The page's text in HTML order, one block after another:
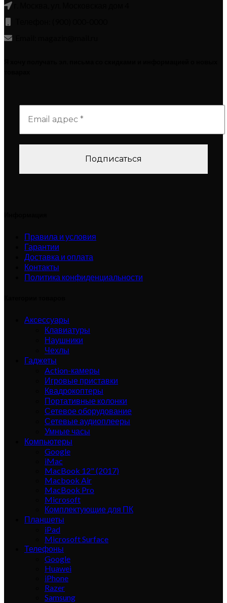
Правила и условия
Гарантии
Доставка и оплата
Контакты
Политика конфиденциальности
Аксессуары
Клавиатуры
Наушники
Чехлы
Гаджеты
Action-камеры
Игровые приставки
Квадрокоптеры
Портативные колонки
Сетевое оборудование
Сетевые аудиоплееры
Умные часы
Компьютеры
Google
iMac
MacBook 12" (2017)
Macbook Air
MacBook Pro
Microsoft
Комплектующие для ПК
Планшеты
iPad
Microsoft Surface
Телефоны
Google
Huawei
iPhone
Razer
Samsung